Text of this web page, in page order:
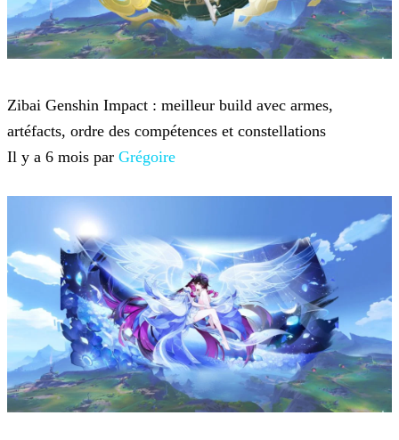
Zibai Genshin Impact : meilleur build avec armes,
artéfacts, ordre des compétences et constellations
Il y a 6 mois par Grégoire